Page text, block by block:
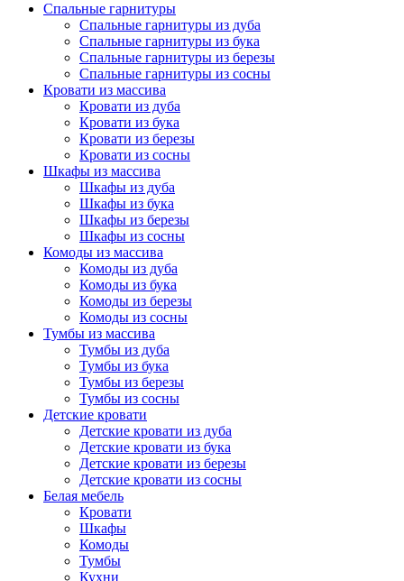
Спальные гарнитуры
Спальные гарнитуры из дуба
Спальные гарнитуры из бука
Спальные гарнитуры из березы
Спальные гарнитуры из сосны
Кровати из массива
Кровати из дуба
Кровати из бука
Кровати из березы
Кровати из сосны
Шкафы из массива
Шкафы из дуба
Шкафы из бука
Шкафы из березы
Шкафы из сосны
Комоды из массива
Комоды из дуба
Комоды из бука
Комоды из березы
Комоды из сосны
Тумбы из массива
Тумбы из дуба
Тумбы из бука
Тумбы из березы
Тумбы из сосны
Детские кровати
Детские кровати из дуба
Детские кровати из бука
Детские кровати из березы
Детские кровати из сосны
Белая мебель
Кровати
Шкафы
Комоды
Тумбы
Кухни